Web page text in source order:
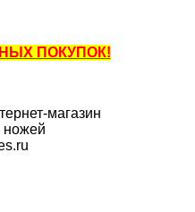
ПОКУПОК!
магазин
ножей